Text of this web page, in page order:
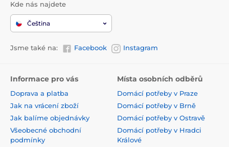
Kde nás najdete
Čeština
Jsme také na: Facebook Instagram
Informace pro vás
Doprava a platba
Jak na vrácení zboží
Jak balíme objednávky
Všeobecné obchodní
podmínky
Místa osobních odběrů
Domácí potřeby v Praze
Domácí potřeby v Brně
Domácí potřeby v Ostravě
Domácí potřeby v Hradci
Králové